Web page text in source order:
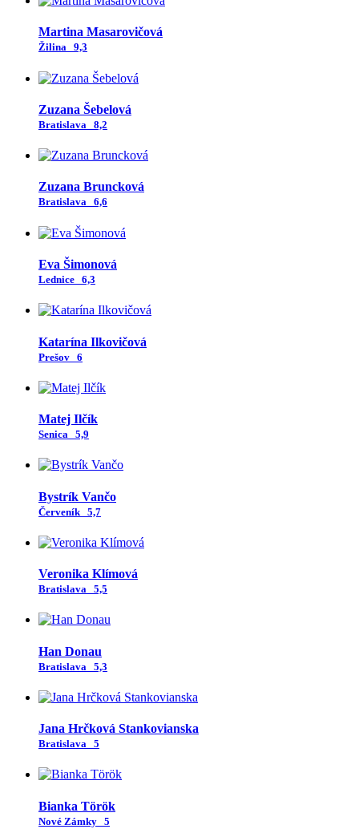
Martina Masarovičová
Žilina 9,3
Zuzana Šebelová
Bratislava 8,2
Zuzana Bruncková
Bratislava 6,6
Eva Šimonová
Lednice 6,3
Katarína Ilkovičová
Prešov 6
Matej Ilčík
Senica 5,9
Bystrík Vančo
Červeník 5,7
Veronika Klímová
Bratislava 5,5
Han Donau
Bratislava 5,3
Jana Hrčková Stankovianska
Bratislava 5
Bianka Török
Nové Zámky 5